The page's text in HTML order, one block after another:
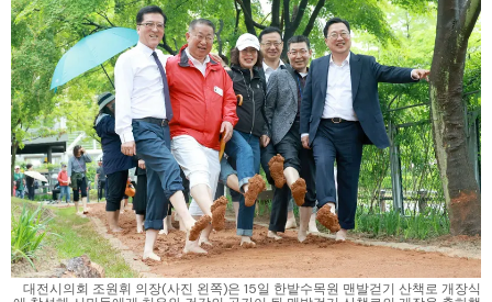
대전시의회 조원휘 의장(사진 왼쪽)은 15일 한밭수목원 맨발걷기 산책로 개장식